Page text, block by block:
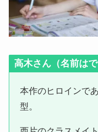
高木さん （名前は
本作のヒロインで
型。